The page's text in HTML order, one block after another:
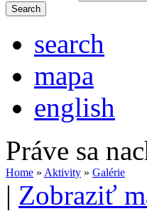
search
mapa
english
Práve sa
Home » Aktivity » Galérie
| Zobraziť